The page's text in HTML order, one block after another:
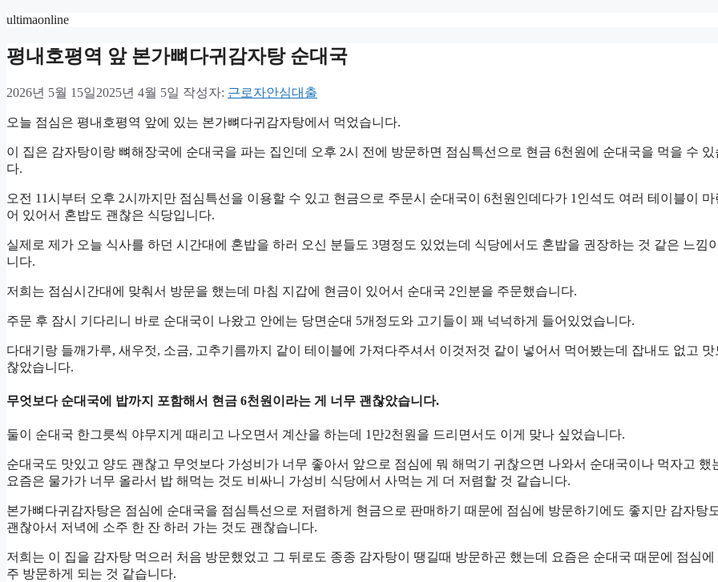
컨
츠
로
건
뛰
ultimaonline
평내호평역 앞 본가뼈다귀감자탕 순대국
2026년 5월 15일2025년 4월 5일 작성자: 근로자안심대출
오늘 점심은 평내호평역 앞에 있는 본가뼈다귀감자탕에서 먹었습니다.
이 집은 감자탕이랑 뼈해장국에 순대국을 파는 집인데 오후 2시 전에 방문하면 점심특선으로 현금 6천원에 순대국을 먹을 수 있
다.
오전 11시부터 오후 2시까지만 점심특선을 이용할 수 있고 현금으로 주문시 순대국이 6천원인데다가 1인석도 여러 테이블이 마
어 있어서 혼밥도 괜찮은 식당입니다.
실제로 제가 오늘 식사를 하던 시간대에 혼밥을 하러 오신 분들도 3명정도 있었는데 식당에서도 혼밥을 권장하는 것 같은 느낌
니다.
저희는 점심시간대에 맞춰서 방문을 했는데 마침 지갑에 현금이 있어서 순대국 2인분을 주문했습니다.
주문 후 잠시 기다리니 바로 순대국이 나왔고 안에는 당면순대 5개정도와 고기들이 꽤 넉넉하게 들어있었습니다.
다대기랑 들깨가루, 새우젓, 소금, 고추기름까지 같이 테이블에 가져다주셔서 이것저것 같이 넣어서 먹어봤는데 잡내도 없고 맛
찮았습니다.
무엇보다 순대국에 밥까지 포함해서 현금 6천원이라는 게 너무 괜찮았습니다.
둘이 순대국 한그릇씩 야무지게 때리고 나오면서 계산을 하는데 1만2천원을 드리면서도 이게 맞나 싶었습니다.
순대국도 맛있고 양도 괜찮고 무엇보다 가성비가 너무 좋아서 앞으로 점심에 뭐 해먹기 귀찮으면 나와서 순대국이나 먹자고 했
요즘은 물가가 너무 올라서 밥 해먹는 것도 비싸니 가성비 식당에서 사먹는 게 더 저렴할 것 같습니다.
본가뼈다귀감자탕은 점심에 순대국을 점심특선으로 저렴하게 현금으로 판매하기 때문에 점심에 방문하기에도 좋지만 감자탕
괜찮아서 저녁에 소주 한 잔 하러 가는 것도 괜찮습니다.
저희는 이 집을 감자탕 먹으러 처음 방문했었고 그 뒤로도 종종 감자탕이 땡길때 방문하곤 했는데 요즘은 순대국 때문에 점심에
주 방문하게 되는 것 같습니다.